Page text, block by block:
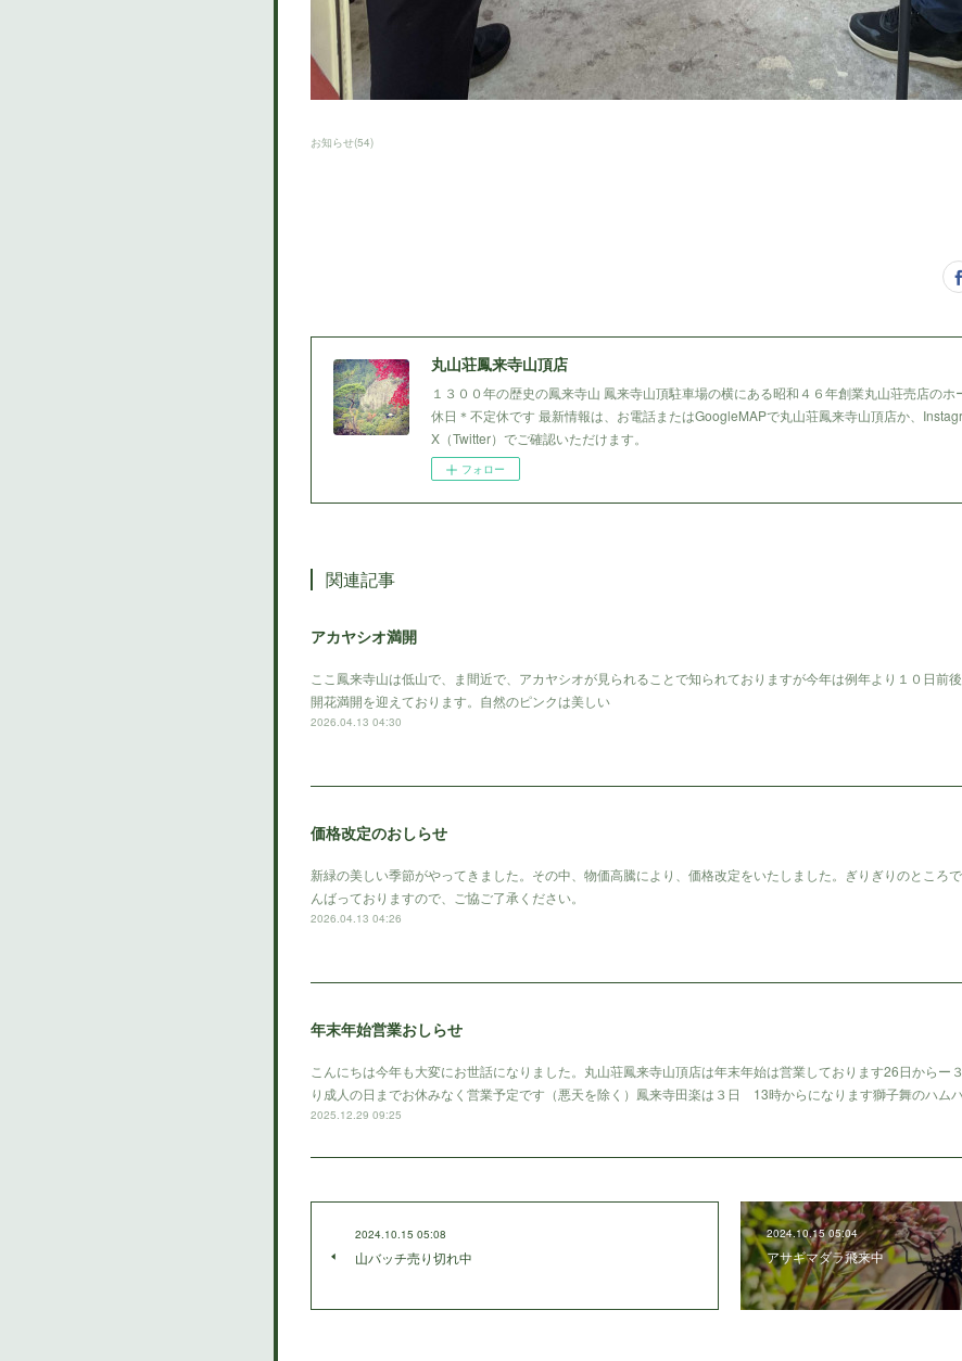
お知らせ(54)
丸山荘鳳来寺山頂店
１３００年の歴史の鳳来寺山 鳳来寺山頂駐車場の横にある昭和４６年創業丸山荘売店のホ
休日＊不定休です 最新情報は、お電話またはGoogleMAPで丸山荘鳳来寺山頂店か、
X（Twitter）でご確認いただけます。
フォロー
関連記事
アカヤシオ満開
ここ鳳来寺山は低山で、ま間近で、アカヤシオが見られることで知られておりますが今年は例年より１０日前
開花満開を迎えております。自然のピンクは美しい
2026.04.13 04:30
価格改定のおしらせ
新緑の美しい季節がやってきました。その中、物価高騰により、価格改定をいたしました。ぎりぎりのところ
んばっておりますので、ご協ご了承ください。
2026.04.13 04:26
年末年始営業おしらせ
こんにちは今年も大変にお世話になりました。丸山荘鳳来寺山頂店は年末年始は営業しております26日からー
り成人の日までお休みなく営業予定です（悪天を除く）鳳来寺田楽は３日 13時からになります獅子舞のハム
2025.12.29 09:25
2024.10.15 05:08
山バッチ売り切れ中
2024.10.15 05:04
アサギマダラ飛来中